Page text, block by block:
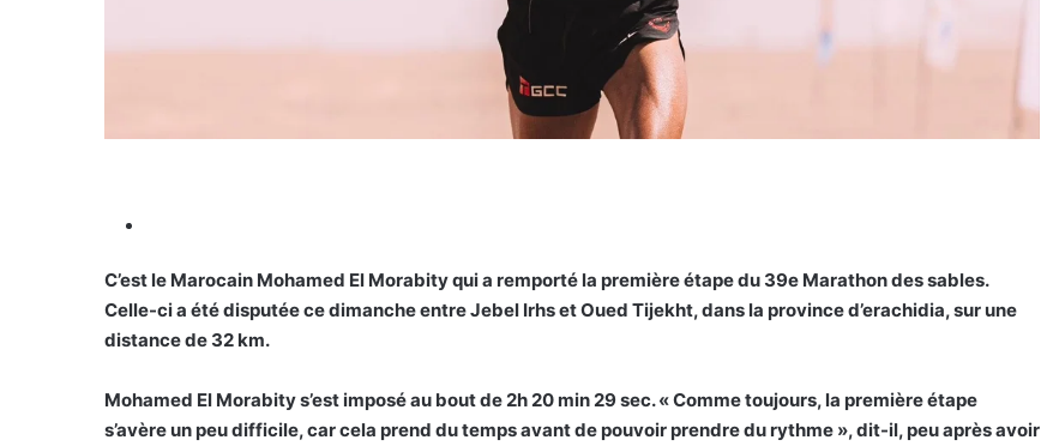
C’est le Marocain Mohamed El Morabity qui a remporté la première étape du 39e Marathon des sables.
Celle-ci a été disputée ce dimanche entre Jebel Irhs et Oued Tijekht, dans la province d’erachidia, sur une
distance de 32 km.
Mohamed El Morabity s’est imposé au bout de 2h 20 min 29 sec. « Comme toujours, la première étape
s’avère un peu difficile, car cela prend du temps avant de pouvoir prendre du rythme », dit-il, peu après avoir